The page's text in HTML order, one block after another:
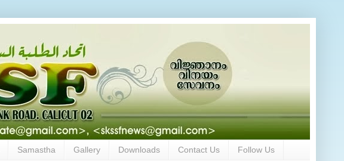
Samastha Gallery Downloads Contact Us Follow Us